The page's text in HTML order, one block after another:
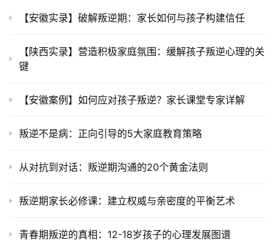
【安徽实录】破解叛逆期：家长如何与孩子构建信任
【陕西实录】营造积极家庭氛围：缓解孩子叛逆心理的关
键
【安徽案例】如何应对孩子叛逆？家长课堂专家详解
叛逆不是病：正向引导的5大家庭教育策略
从对抗到对话：叛逆期沟通的20个黄金法则
叛逆期家长必修课：建立权威与亲密度的平衡艺术
青春期叛逆的真相：12-18岁孩子的心理发展图谱